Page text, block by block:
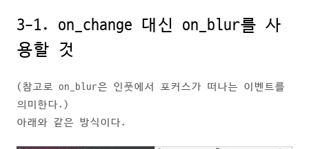
3-1. on_change 대신 on_blur를 사
용할 것
(참고로 on_blur은 인풋에서 포커스가 떠나는 이벤트를
의미한다.)
아래와 같은 방식이다.